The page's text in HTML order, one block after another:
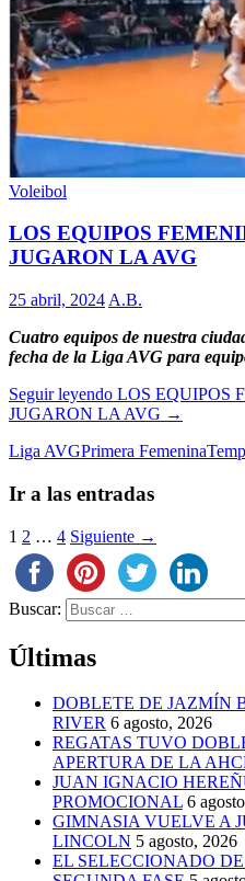
Voleibol
LOS EQUIPOS
JUGARON LA AVG
25 abril, 2024 A.B.
Cuatro equipos de nuestra
fecha de la Liga AVG para
Seguir leyendo LOS EQUIPOS
JUGARON LA AVG →
Liga AVGPrimera Femenina
Ir a las entradas
1 2 … 4 Siguiente →
Buscar:
Últimas
DOBLETE DE JAZMÍN
RIVER 6 agosto, 2026
REGATAS TUVO
APERTURA DE LA
JUAN IGNACIO
PROMOCIONAL 6
GIMNASIA VUELVE A
LINCOLN 5 agosto, 2026
EL SELECCIONADO